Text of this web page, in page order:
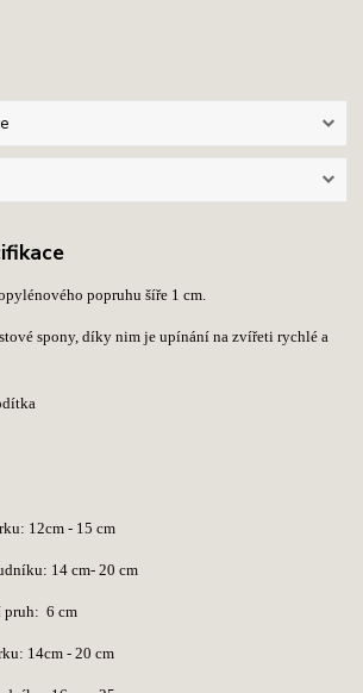
popruhu šíře 1 cm.
spony, díky nim je upínání na zvířeti rychlé a
12cm - 15 cm
14 cm- 20 cm
6 cm
14cm - 20 cm